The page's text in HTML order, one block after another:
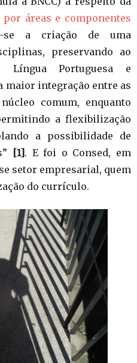
áreas e componentes
se a criação de uma
preservando ao
Portuguesa e
maior integração entre as
comum, enquanto
a flexibilização
a possibilidade de
[1]. E foi o Consed, em
setor empresarial, quem
do currículo.